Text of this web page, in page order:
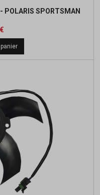
POLARIS SPORTSMAN
Prix
de
base